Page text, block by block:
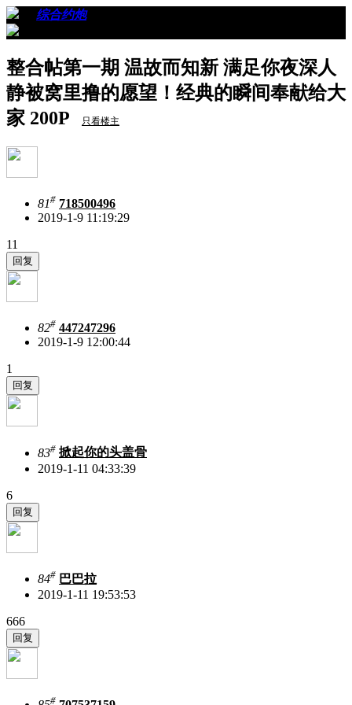
综合约炮
整合帖第一期 温故而知新 满足你夜深人
静被窝里撸的愿望！经典的瞬间奉献给大
家 200P
只看楼主
81# 718500496
2019-1-9 11:19:29
11
82# 447247296
2019-1-9 12:00:44
1
83# 掀起你的头盖骨
2019-1-11 04:33:39
6
84# 巴巴拉
2019-1-11 19:53:53
666
#